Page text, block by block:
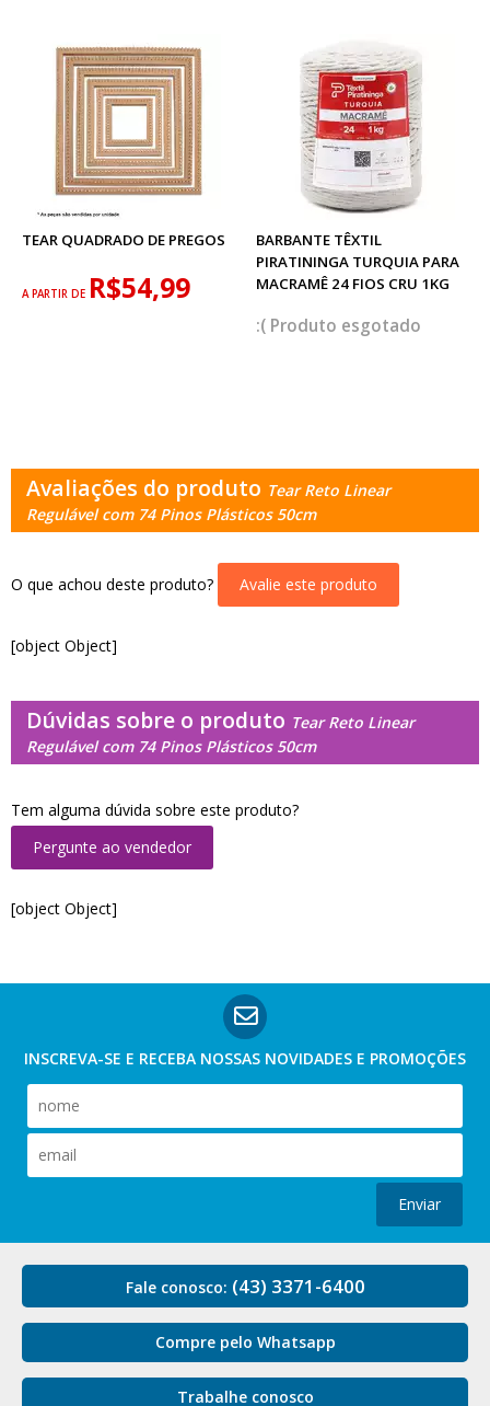
TEAR QUADRADO DE PREGOS
A PARTIR DE R$54,99
BARBANTE TÊXTIL
PIRATININGA TURQUIA PARA
MACRAMÊ 24 FIOS CRU 1KG
esgotado
Avaliações do produto Tear Reto Linear
Regulável com 74 Pinos Plásticos 50cm
O que achou deste produto? Avalie este produto
[object Object]
Dúvidas sobre o produto Tear Reto Linear
Regulável com 74 Pinos Plásticos 50cm
Tem alguma dúvida sobre este produto?
Pergunte ao vendedor
[object Object]
INSCREVA-SE E RECEBA NOSSAS NOVIDADES E PROMOÇÕES
Enviar
Fale conosco: (43) 3371-6400
Compre pelo Whatsapp
Trabalhe conosco